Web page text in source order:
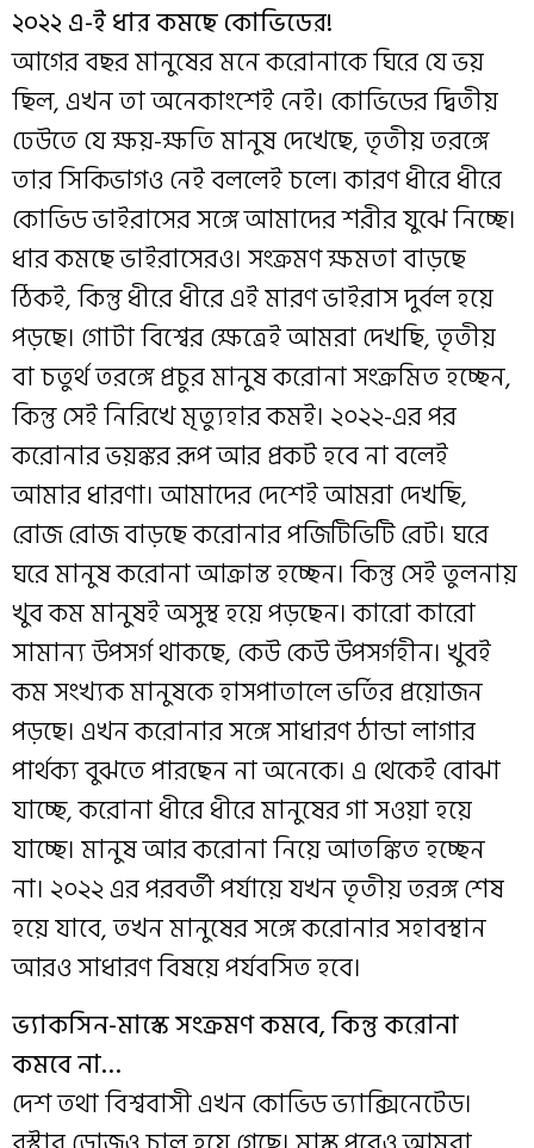
২০২২ এ-ই ধার কমছে কোভিডের!
আগের বছর মানুষের মনে করোনাকে ঘিরে যে ভয়
ছিল, এখন তা অনেকাংশেই নেই। কোভিডের দ্বিতীয়
ঢেউতে যে ক্ষয়-ক্ষতি মানুষ দেখেছে, তৃতীয় তরঙ্গে
তার সিকিভাগও নেই বললেই চলে। কারণ ধীরে ধীরে
কোভিড ভাইরাসের সঙ্গে আমাদের শরীর যুঝে নিচ্ছে।
ধার কমছে ভাইরাসেরও। সংক্রমণ ক্ষমতা বাড়ছে
ঠিকই, কিন্তু ধীরে ধীরে এই মারণ ভাইরাস দুর্বল হয়ে
পড়ছে। গোটা বিশ্বের ক্ষেত্রেই আমরা দেখছি, তৃতীয়
বা চতুর্থ তরঙ্গে প্রচুর মানুষ করোনা সংক্রমিত হচ্ছেন,
কিন্তু সেই নিরিখে মৃত্যুহার কমই। ২০২২-এর পর
করোনার ভয়ঙ্কর রূপ আর প্রকট হবে না বলেই
আমার ধারণা। আমাদের দেশেই আমরা দেখছি,
রোজ রোজ বাড়ছে করোনার পজিটিভিটি রেট। ঘরে
ঘরে মানুষ করোনা আক্রান্ত হচ্ছেন। কিন্তু সেই তুলনায়
খুব কম মানুষই অসুস্থ হয়ে পড়ছেন। কারো কারো
সামান্য উপসর্গ থাকছে, কেউ কেউ উপসর্গহীন। খুবই
কম সংখ্যক মানুষকে হাসপাতালে ভর্তির প্রয়োজন
পড়ছে। এখন করোনার সঙ্গে সাধারণ ঠান্ডা লাগার
পার্থক্য বুঝতে পারছেন না অনেকে। এ থেকেই বোঝা
যাচ্ছে, করোনা ধীরে ধীরে মানুষের গা সওয়া হয়ে
যাচ্ছে। মানুষ আর করোনা নিয়ে আতঙ্কিত হচ্ছেন
না। ২০২২ এর পরবর্তী পর্যায়ে যখন তৃতীয় তরঙ্গ শেষ
হয়ে যাবে, তখন মানুষের সঙ্গে করোনার সহাবস্থান
আরও সাধারণ বিষয়ে পর্যবসিত হবে।
ভ্যাকসিন-মাস্কে সংক্রমণ কমবে, কিন্তু করোনা
কমবে না…
দেশ তথা বিশ্ববাসী এখন কোভিড ভ্যাক্সিনেটেড।